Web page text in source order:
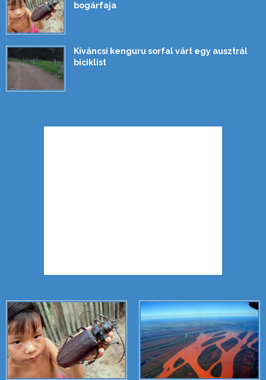
bogárfaja
Kíváncsi kenguru sorfal várt egy ausztrál
biciklist